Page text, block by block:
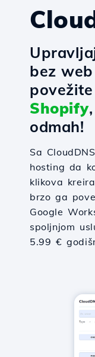
bez
Shopify,
odmah!
Sa
hosting da
klikova
brzo ga
Google
spoljnjom
5.99 €